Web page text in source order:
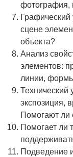
фотография,
Графический
сцене
объекта?
Анализ
элементов:
линии,
Технический
экспозиция,
Помогают ли
Помогает ли
Подведение